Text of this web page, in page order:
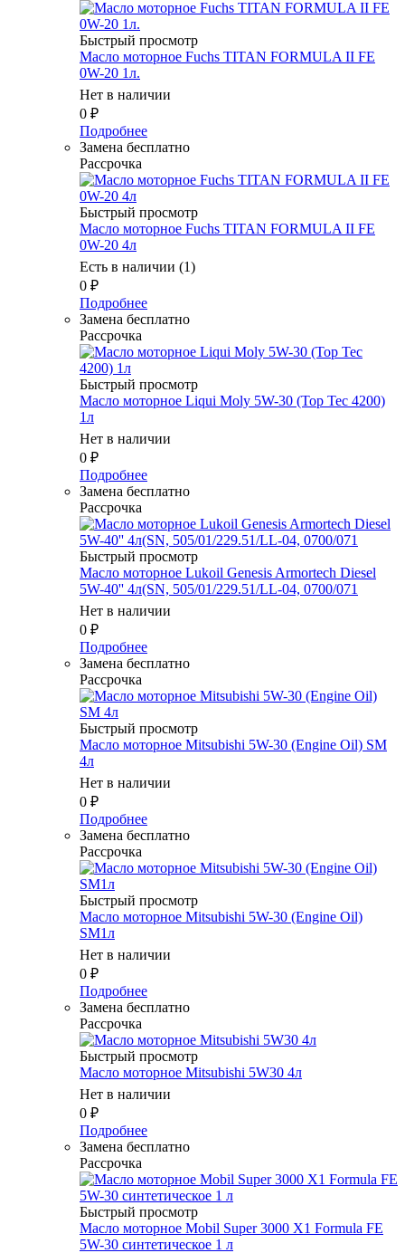
Быстрый просмотр
Масло моторное Fuchs TITAN FORMULA II FE
0W-20 1л.
Нет в наличии
0 ₽
Подробнее
Замена бесплатно
Рассрочка
Быстрый просмотр
Масло моторное Fuchs TITAN FORMULA II FE
0W-20 4л
Есть в наличии (1)
0 ₽
Подробнее
Замена бесплатно
Рассрочка
Быстрый просмотр
Масло моторное Liqui Moly 5W-30 (Top Tec 4200)
1л
Нет в наличии
0 ₽
Подробнее
Замена бесплатно
Рассрочка
Быстрый просмотр
Масло моторное Lukoil Genesis Armortech Diesel
5W-40'' 4л(SN, 505/01/229.51/LL-04, 0700/071
Нет в наличии
0 ₽
Подробнее
Замена бесплатно
Рассрочка
Быстрый просмотр
Масло моторное Mitsubishi 5W-30 (Engine Oil) SM
4л
Нет в наличии
0 ₽
Подробнее
Замена бесплатно
Рассрочка
Быстрый просмотр
Масло моторное Mitsubishi 5W-30 (Engine Oil)
SM1л
Нет в наличии
0 ₽
Подробнее
Замена бесплатно
Рассрочка
Быстрый просмотр
Масло моторное Mitsubishi 5W30 4л
Нет в наличии
0 ₽
Подробнее
Замена бесплатно
Рассрочка
Быстрый просмотр
Масло моторное Mobil Super 3000 X1 Formula FE
5W-30 синтетическое 1 л